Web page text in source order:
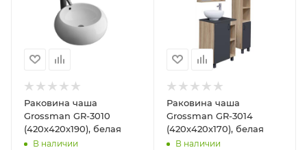
Раковина чаша
Grossman GR-3010
(420х420х190), белая
В наличии
Раковина чаша
Grossman GR-3014
(420х420х170), белая
В наличии